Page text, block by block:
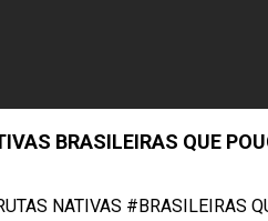
BRASILEIRAS QUE
NATIVAS #BRASILEIRAS